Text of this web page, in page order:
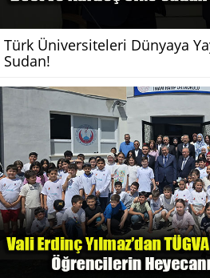
Türk Üniversiteleri Dünyaya
Sudan!